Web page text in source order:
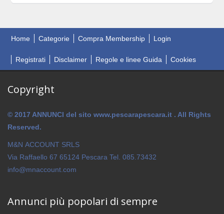
Home Categorie Compra Membership Login
Registrati Disclaimer Regole e linee Guida Cookies
Copyright
© 2017 ANNUNCI del sito www.pescarapescara.it . All Rights
Reserved.
M&N ACCOUNT SRLS
Via Raffaello 67 65124 Pescara Tel. 085.73432
info@mnaccount.com
Annunci più popolari di sempre